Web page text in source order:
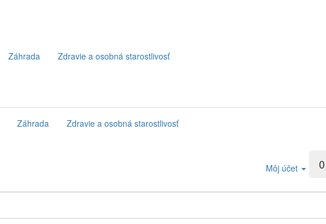
Záhrada Zdravie a osobná starostlivosť
Záhrada Zdravie a osobná starostlivosť
0
Môj účet